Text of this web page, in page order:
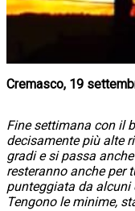
Cremasco, 19
Fine settimana con il
decisamente più alte
gradi e si passa
resteranno anche per
punteggiata da alcuni
Tengono le minime,